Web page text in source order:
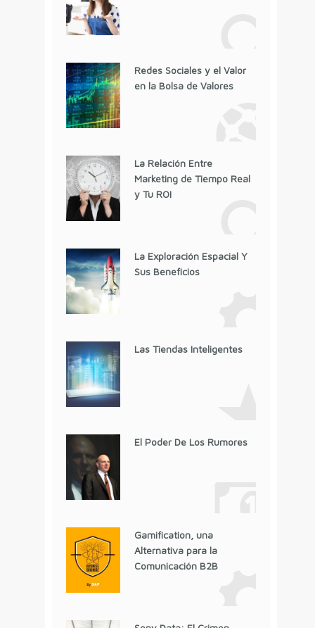
Redes Sociales y el Valor
en la Bolsa de Valores
La Relación Entre
Marketing de Tiempo Real
y Tu ROI
La Exploración Espacial Y
Sus Beneficios
Las Tiendas Inteligentes
El Poder De Los Rumores
Gamification, una
Alternativa para la
Comunicación B2B